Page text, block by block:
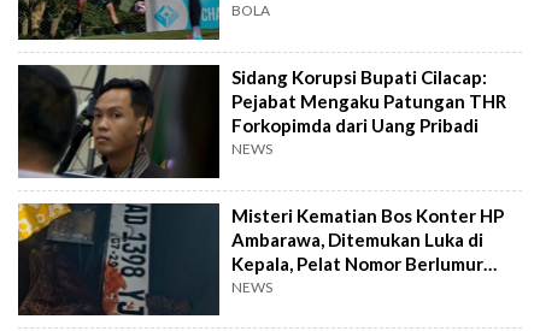
BOLA
Sidang Korupsi Bupati Cilacap:
Pejabat Mengaku Patungan THR
Forkopimda dari Uang Pribadi
NEWS
Misteri Kematian Bos Konter HP
Ambarawa, Ditemukan Luka di
Kepala, Pelat Nomor Berlumur
Darah
NEWS